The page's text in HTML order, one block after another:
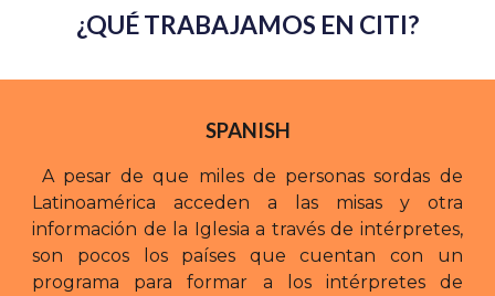
¿QUÉ TRABAJAMOS EN CITI?
SPANISH
A pesar de que miles de personas sordas de
Latinoamérica acceden a las misas y otra
información de la Iglesia a través de intérpretes,
son pocos los países que cuentan con un
programa para formar a los intérpretes de